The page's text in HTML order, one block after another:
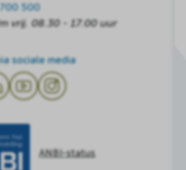
500
vrij. 08.30 - 17.00 uur
sociale media
ANBI-status